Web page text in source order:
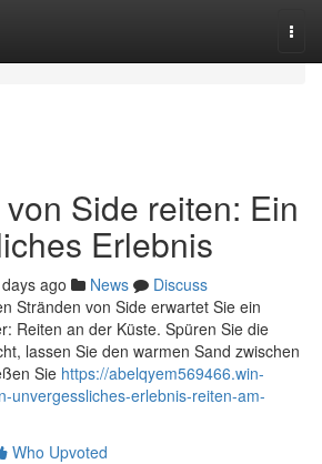
Side reiten: Ein
Erlebnis
ago News
Discuss
Stränden von Side erwartet Sie ein
Reiten an der Küste. Spüren Sie die
lassen Sie den warmen Sand zwischen
Sie https://abelqyem569466.win-
unvergessliches-erlebnis-reiten-am-
Who Upvoted